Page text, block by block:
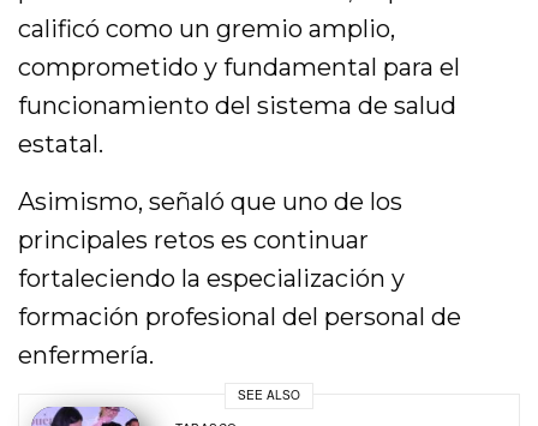
calificó como un gremio amplio,
comprometido y fundamental para el
funcionamiento del sistema de salud
estatal.
Asimismo, señaló que uno de los
principales retos es continuar
fortaleciendo la especialización y
formación profesional del personal de
enfermería.
SEE ALSO